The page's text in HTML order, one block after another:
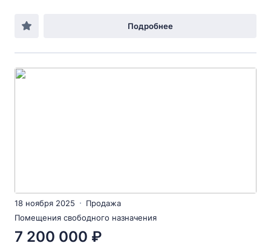
Подробнее
18 ноября 2025
Продажа
Помещения свободного назначения
7 200 000 ₽